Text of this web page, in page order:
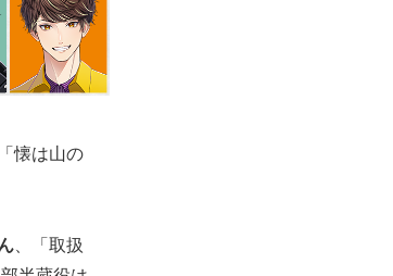
「懐は山の
、「取扱